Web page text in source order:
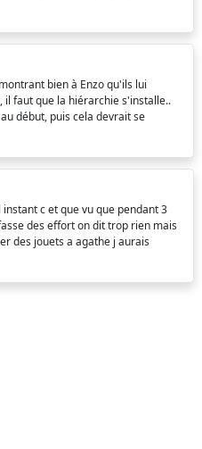
bien à Enzo qu'ils lui
il faut que la hiérarchie s'installe..
début, puis cela devrait se
c et que vu que pendant 3
des effort on dit trop rien mais
des jouets a agathe j aurais